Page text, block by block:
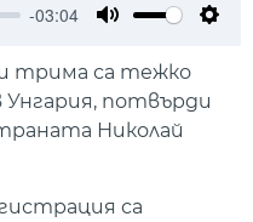
-03:04
трима са тежко
потвърди
Николай
са